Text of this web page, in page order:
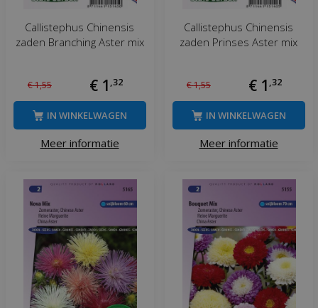
Callistephus Chinensis
zaden Branching Aster mix
€1,55 € 1 ,32
Meer informatie
IN WINKELWAGEN
Callistephus Chinensis
zaden Prinses Aster mix
€1,55 € 1 ,32
Meer informatie
IN WINKELWAGEN